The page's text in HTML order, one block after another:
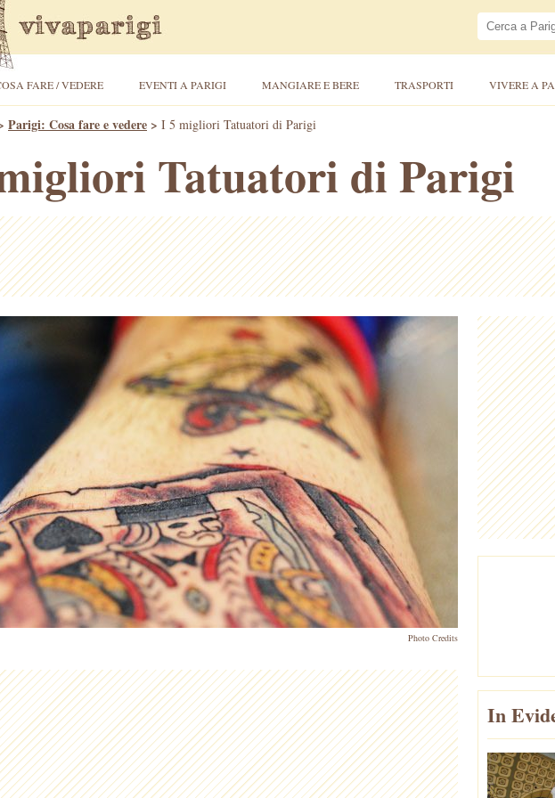
FARE / VEDERE EVENTI A PARIGI MANGIARE E BERE TRASPORTI VIVERE A
Parigi: Cosa fare e vedere > I 5 migliori Tatuatori di Parigi
Tatuatori di Parigi
Photo Credits
In